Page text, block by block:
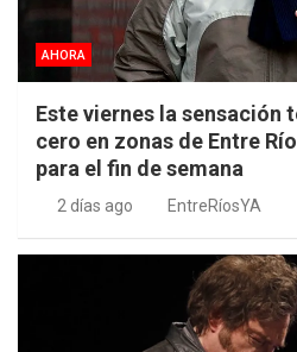
AHORA
Este viernes la sensación
cero en zonas de Entre
para el fin de semana
2 días ago EntreRíosYA